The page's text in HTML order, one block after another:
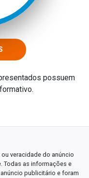
possuem
veracidade do anúncio
Todas as informações e
publicitário e foram